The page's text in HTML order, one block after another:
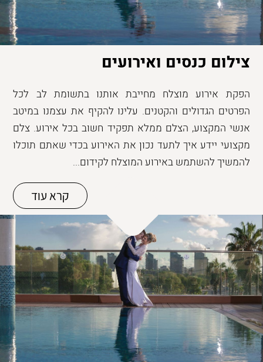
צילום כנסים ואירועים
הפקת אירוע מוצלח מחייבת אותנו בתשומת לב לכל
הפרטים הגדולים והקטנים. עלינו להקיף את עצמנו במיטב
אנשי המקצוע, הצלם ממלא תפקיד חשוב בכל אירוע. צלם
מקצועי יידע איך לתעד נכון את האירוע בכדי שאתם תוכלו
להמשיך להשתמש באירוע המוצלח לקידום...
קרא עוד